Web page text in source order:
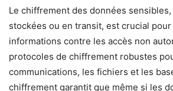
Le chiffrement des données sensibles,
stockées ou en transit, est crucial
informations contre les accès non
protocoles de chiffrement robustes
communications, les fichiers et les
chiffrement garantit que même si les